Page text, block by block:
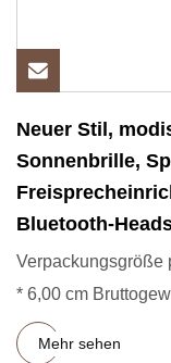
Neuer Stil,
Sonnenbrille,
Bluetooth-
Verpackungsgröße
* 6,00 cm
Lieferzeit 5
Mehr sehen